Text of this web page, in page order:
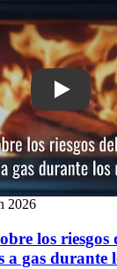
Play:
2026
los riesgos
a gas durante